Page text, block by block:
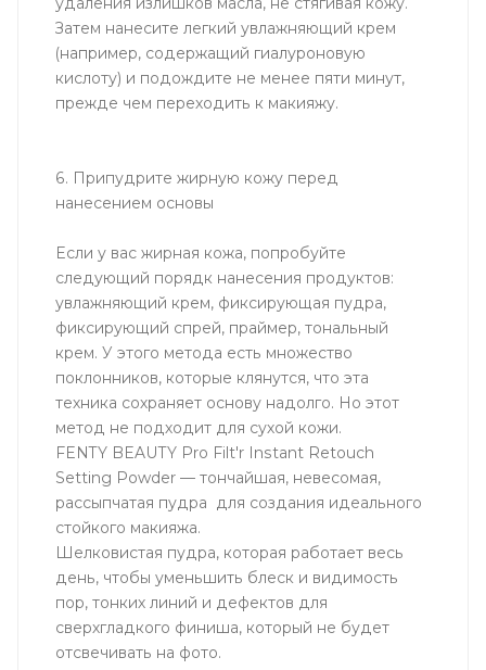
Затем нанесите легкий увлажняющий крем
(например, содержащий гиалуроновую
кислоту) и подождите не менее пяти минут,
прежде чем переходить к макияжу.
6. Припудрите жирную кожу перед
нанесением основы
Если у вас жирная кожа, попробуйте
следующий порядк нанесения продуктов:
увлажняющий крем, фиксирующая пудра,
фиксирующий спрей, праймер, тональный
крем. У этого метода есть множество
поклонников, которые клянутся, что эта
техника сохраняет основу надолго. Но этот
метод не подходит для сухой кожи.
FENTY BEAUTY Pro Filt'r Instant Retouch
Setting Powder — тончайшая, невесомая,
рассыпчатая пудра для создания идеального
стойкого макияжа.
Шелковистая пудра, которая работает весь
день, чтобы уменьшить блеск и видимость
пор, тонких линий и дефектов для
сверхгладкого финиша, который не будет
отсвечивать на фото.